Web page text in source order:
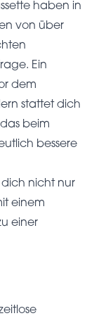
haben in
von über
Ein
dem
stattet dich
beim
bessere
dich nicht nur
einem
einer